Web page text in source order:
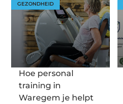
GEZONDHEID
Hoe personal
training in
Waregem je helpt